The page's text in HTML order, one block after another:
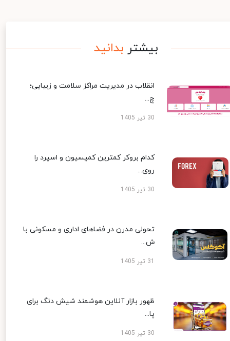
بیشتر بدانید
انقلاب در مدیریت مراکز سلامت و زیبایی؛
چ...
30 تیر 1405
کدام بروکر کمترین کمیسیون و اسپرد را
روی...
30 تیر 1405
تحولی مدرن در فضاهای اداری و مسکونی با
ش...
ظهور بازار آنلاین هوشمند شیش دنگ برای
پا...
30 تیر 1405